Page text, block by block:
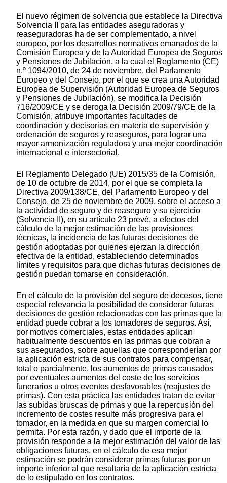
El nuevo régimen de solvencia que establece la Directiva
Solvencia II para las entidades aseguradoras y
reaseguradoras ha de ser complementado, a nivel
europeo, por los desarrollos normativos emanados de la
Comisión Europea y de la Autoridad Europea de Seguros
y Pensiones de Jubilación, a la cual el Reglamento (CE)
n.º 1094/2010, de 24 de noviembre, del Parlamento
Europeo y del Consejo, por el que se crea una Autoridad
Europea de Supervisión (Autoridad Europea de Seguros
y Pensiones de Jubilación), se modifica la Decisión
716/2009/CE y se deroga la Decisión 2009/79/CE de la
Comisión, atribuye importantes facultades de
coordinación y decisorias en materia de supervisión y
ordenación de seguros y reaseguros, para lograr una
mayor armonización reguladora y una mejor coordinación
internacional e intersectorial.
El Reglamento Delegado (UE) 2015/35 de la Comisión,
de 10 de octubre de 2014, por el que se completa la
Directiva 2009/138/CE, del Parlamento Europeo y del
Consejo, de 25 de noviembre de 2009, sobre el acceso a
la actividad de seguro y de reaseguro y su ejercicio
(Solvencia II), en su artículo 23 prevé, a efectos del
cálculo de la mejor estimación de las provisiones
técnicas, la incidencia de las futuras decisiones de
gestión adoptadas por quienes ejerzan la dirección
efectiva de la entidad, estableciendo determinados
límites y requisitos para que dichas futuras decisiones de
gestión puedan tomarse en consideración.
En el cálculo de la provisión del seguro de decesos, tiene
especial relevancia la posibilidad de considerar futuras
decisiones de gestión relacionadas con las primas que la
entidad puede cobrar a los tomadores de seguros. Así,
por motivos comerciales, estas entidades aplican
habitualmente descuentos en las primas que cobran a
sus asegurados, sobre aquellas que corresponderían por
la aplicación estricta de sus contratos para compensar,
total o parcialmente, los aumentos de primas causados
por eventuales aumentos del coste de los servicios
funerarios u otros eventos desfavorables (reajustes de
primas). Con esta práctica las entidades tratan de evitar
las subidas bruscas de primas y que la repercusión del
incremento de costes resulte más progresiva para el
tomador, en la medida en que su margen comercial lo
permita. Por esta razón, y dado que el importe de la
provisión responde a la mejor estimación del valor de las
obligaciones futuras, en el cálculo de esa mejor
estimación se podrán considerar primas futuras por un
importe inferior al que resultaría de la aplicación estricta
de lo estipulado en los contratos.